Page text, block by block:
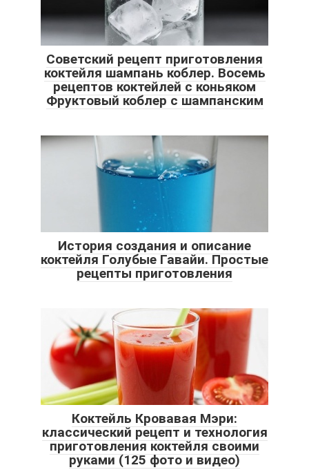
Советский рецепт приготовления
коктейля шампань коблер. Восемь
рецептов коктейлей с коньяком
Фруктовый коблер с шампанским
История создания и описание
коктейля Голубые Гавайи. Простые
рецепты приготовления
Коктейль Кровавая Мэри:
классический рецепт и технология
приготовления коктейля своими
руками (125 фото и видео)